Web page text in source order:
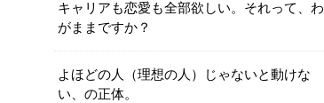
キャリアも恋愛も全部欲しい。それって、わ
がままですか？
よほどの人（理想の人）じゃないと動けな
い、の正体。